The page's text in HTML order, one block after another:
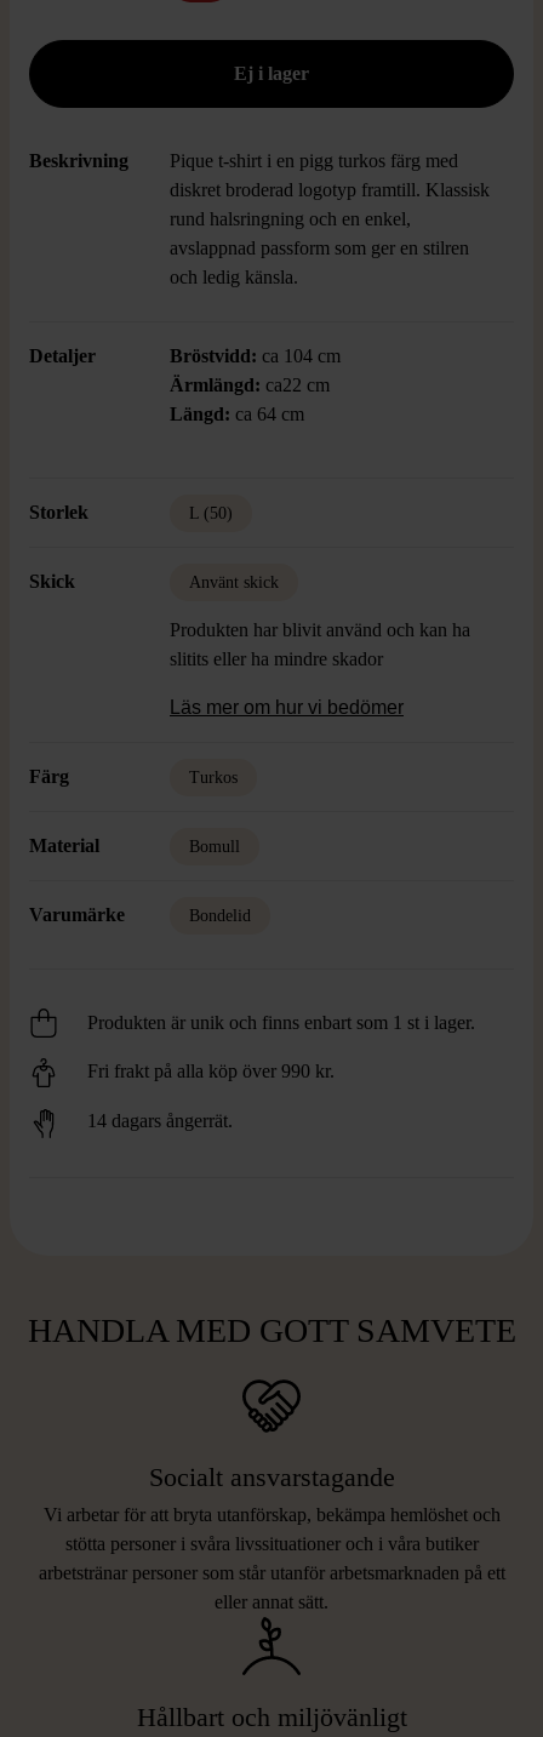
Beskrivning
Pique t-shirt i en pigg turkos färg med
diskret broderad logotyp framtill. Klassisk
rund halsringning och en enkel,
avslappnad passform som ger en stilren
och ledig känsla.
Detaljer Bröstvidd: ca 104 cm
Ärmlängd: ca22 cm
Längd: ca 64 cm
Storlek L (50)
Skick Använt skick
Produkten har blivit använd och kan ha
slitits eller ha mindre skador
Läs mer om hur vi bedömer
Färg Turkos
Material Bomull
Varumärke Bondelid
Produkten är unik och finns enbart som 1 st i lager.
Fri frakt på alla köp över 990 kr.
14 dagars ångerrät.
HANDLA MED GOTT SAMVETE
Socialt ansvarstagande
Vi arbetar för att bryta utanförskap, bekämpa hemlöshet och
stötta personer i svåra livssituationer och i våra butiker
arbetstränar personer som står utanför arbetsmarknaden på ett
eller annat sätt.
Hållbart och miljövänligt